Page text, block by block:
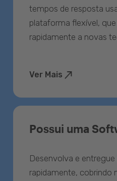
tempos de resposta
plataforma flexível,
rapidamente a novas
Ver Mais
Possui uma
Desenvolva e
rapidamente, cobrindo